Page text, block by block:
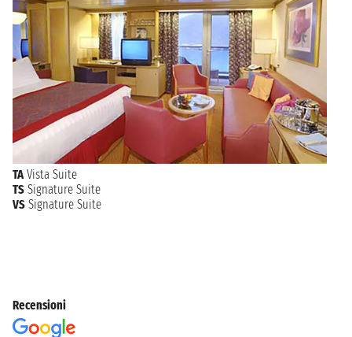
TA Vista Suite
TS Signature Suite
VS Signature Suite
Recensioni